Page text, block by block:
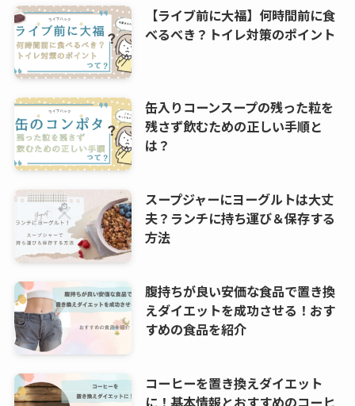
【ライブ前に大福】何時間前に食
べるべき？トイレ対策のポイント
缶入りコーンスープの残った粒を
残さず飲むための正しい手順と
は？
スープジャーにヨーグルトは大丈
夫？ランチに持ち運び＆保存する
方法
腹持ちが良い安価な食品で置き換
えダイエットを成功させる！おす
すめの食品を紹介
コーヒーを置き換えダイエット
に！基本情報とおすすめのコーヒ